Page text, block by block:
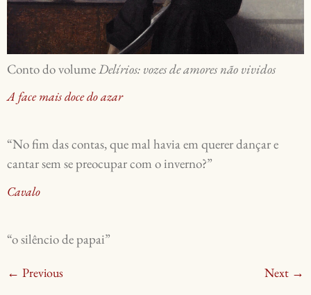
Conto do volumeDelírios: vozes de amores não vividos
A face mais doce do azar
“No fim das contas, que mal havia em querer dançar e
cantar sem se preocupar com o inverno?”
Cavalo
“o silêncio de papai”
← Previous Next →